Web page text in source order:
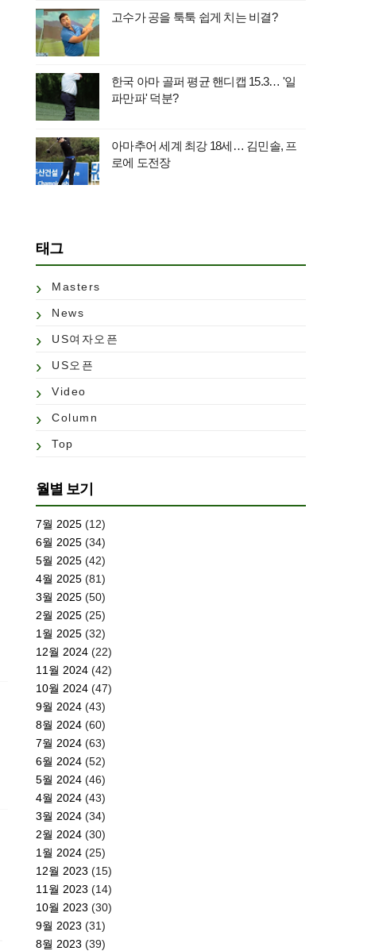
고수가 공을 툭툭 쉽게 치는 비결?
한국 아마 골퍼 평균 핸디캡 15.3… '일
파만파' 덕분?
아마추어 세계 최강 18세… 김민솔, 프
로에 도전장
태그
Masters
News
US여자오픈
US오픈
Video
Column
Top
월별 보기
7월 2025 (12)
6월 2025 (34)
5월 2025 (42)
4월 2025 (81)
3월 2025 (50)
2월 2025 (25)
1월 2025 (32)
12월 2024 (22)
11월 2024 (42)
10월 2024 (47)
9월 2024 (43)
8월 2024 (60)
7월 2024 (63)
6월 2024 (52)
5월 2024 (46)
4월 2024 (43)
3월 2024 (34)
2월 2024 (30)
1월 2024 (25)
12월 2023 (15)
11월 2023 (14)
10월 2023 (30)
9월 2023 (31)
8월 2023 (39)